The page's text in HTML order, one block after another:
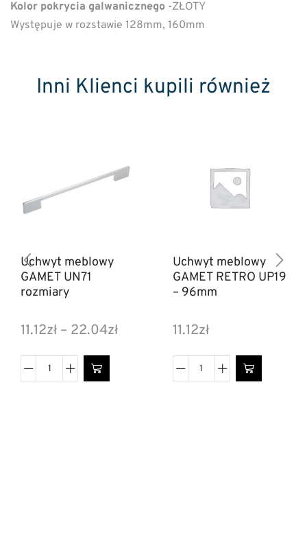
Kolor pokrycia galwanicznego -ZŁOTY
Występuje w rozstawie 128mm, 160mm
Inni Klienci kupili również
Uchwyt meblowy
GAMET UN71
rozmiary
11.12zł – 22.04zł
Uchwyt meblowy
GAMET RETRO UP19
– 96mm
11.12zł